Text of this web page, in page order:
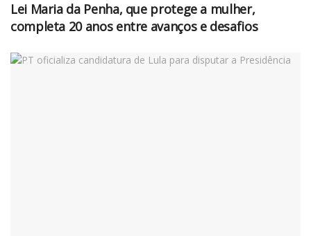
Lei Maria da Penha, que protege a mulher,
completa 20 anos entre avanços e desafios